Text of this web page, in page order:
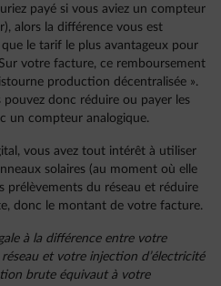
payé si vous aviez un compteur
alors la différence vous est
le tarif le plus avantageux pour
votre facture, ce remboursement
production décentralisée ».
donc réduire ou payer les
un compteur analogique.
vous avez tout intérêt à utiliser
solaires (au moment où elle
prélèvements du réseau et réduire
donc le montant de votre facture.
à la différence entre votre
et votre injection d’électricité
brute équivaut à votre